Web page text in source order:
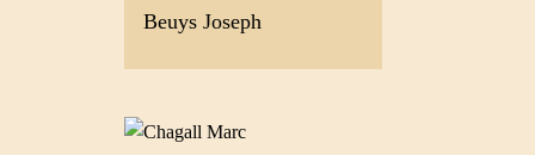
Beuys Joseph